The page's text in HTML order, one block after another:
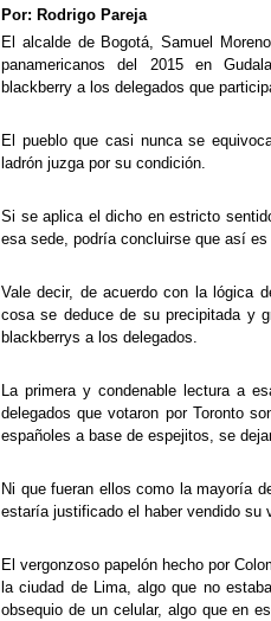
Por: Rodrigo Pareja
El alcalde de Bogotá, Samuel
panamericanos del 2015 en
blackberry a los delegados que
El pueblo que casi nunca se
ladrón juzga por su condición.
Si se aplica el dicho en estricto
esa sede, podría concluirse que así
Vale decir, de acuerdo con la lógica
cosa se deduce de su precipitada y
blackberrys a los delegados.
La primera y condenable lectura a
delegados que votaron por Toronto
españoles a base de espejitos, se
Ni que fueran ellos como la mayoría
estaría justificado el haber vendido su
El vergonzoso papelón hecho por
la ciudad de Lima, algo que no
obsequio de un celular, algo que en